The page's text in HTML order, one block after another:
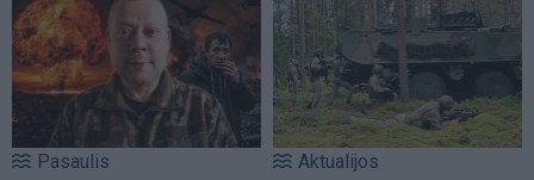
Pasaulis Aktualijos